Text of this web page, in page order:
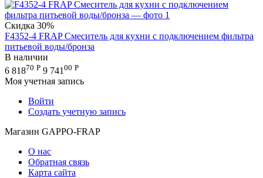
Скидка 30%
F4352-4 FRAP Смеситель для кухни с подключением фильтра
питьевой воды/бронза
В наличии
6 81870 Р 9 741 00 Р
Моя учетная запись
Войти
Создать учетную запись
Магазин GAPPO-FRAP
О нас
Обратная связь
Карта сайта